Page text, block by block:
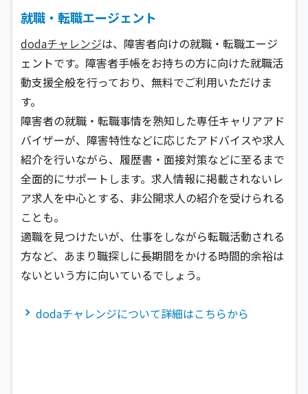
就職・転職エージェント
dodaチャレンジは、障害者向けの就職・転職エージ
ェントです。障害者手帳をお持ちの方に向けた就職活
動支援全般を行っており、無料でご利用いただけま
す。
障害者の就職・転職事情を熟知した専任キャリアアド
バイザーが、障害特性などに応じたアドバイスや求人
紹介を行いながら、履歴書・面接対策などに至るまで
全面的にサポートします。求人情報に掲載されないレ
ア求人を中心とする、非公開求人の紹介を受けられる
ことも。
適職を見つけたいが、仕事をしながら転職活動される
方など、あまり職探しに長期間をかける時間的余裕は
ないという方に向いているでしょう。
dodaチャレンジについて詳細はこちらから